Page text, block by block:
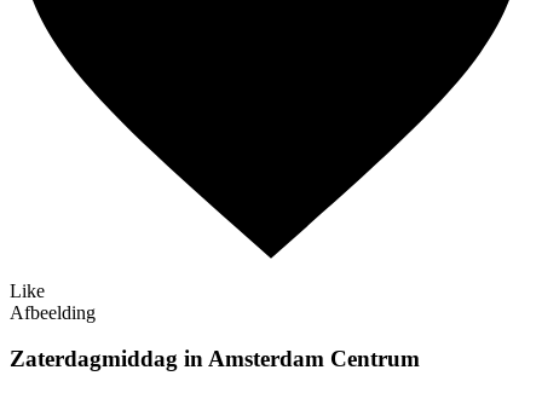
Like
Afbeelding
Zaterdagmiddag in Amsterdam Centrum